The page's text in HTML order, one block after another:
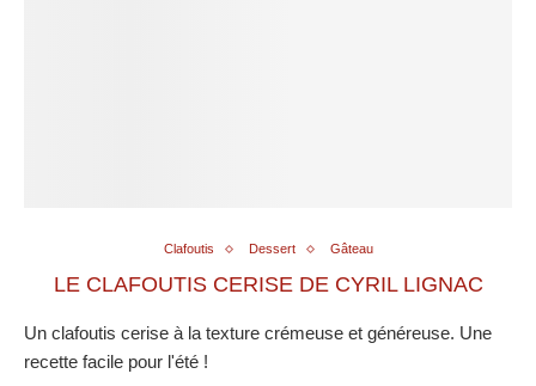
Clafoutis Dessert Gâteau
LE CLAFOUTIS CERISE DE CYRIL LIGNAC
Un clafoutis cerise à la texture crémeuse et généreuse. Une
recette facile pour l'été !